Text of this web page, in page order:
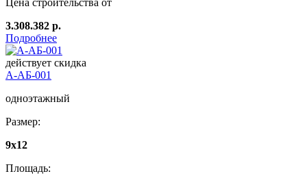
Цена строительства от
3.308.382 р.
Подробнее
действует скидка
А-АБ-001
одноэтажный
Размер:
9x12
Площадь: